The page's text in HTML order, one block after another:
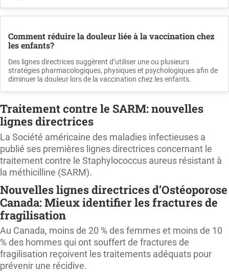
Comment réduire la douleur liée à la vaccination chez
les enfants?
Des lignes directrices suggèrent d’utiliser une ou plusieurs
stratégies pharmacologiques, physiques et psychologiques afin de
diminuer la douleur lors de la vaccination chez les enfants.
Traitement contre le SARM: nouvelles
lignes directrices
La Société américaine des maladies infectieuses a
publié ses premières lignes directrices concernant le
traitement contre le Staphylococcus aureus résistant à
la méthicilline (SARM).
Nouvelles lignes directrices d’Ostéoporose
Canada: Mieux identifier les fractures de
fragilisation
Au Canada, moins de 20 % des femmes et moins de 10
% des hommes qui ont souffert de fractures de
fragilisation reçoivent les traitements adéquats pour
prévenir une récidive.